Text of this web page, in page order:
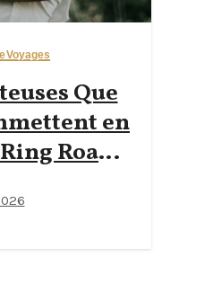
Voyages
Que
en
Road